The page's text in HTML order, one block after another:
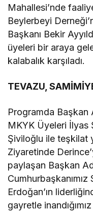
Mahallesi’nde
Beylerbeyi
Başkanı Bekir
üyeleri bir araya
kalabalık karşıladı.
TEVAZU,
Programda Başkan
MKYK Üyeleri İlyas
Şiviloğlu ile teşkilat
Ziyaretinde
paylaşan Başkan
Erdoğan’ın
gayretle